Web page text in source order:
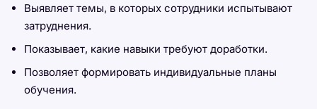
Выявляет темы, в которых сотрудники испытывают
затруднения.
Показывает, какие навыки требуют доработки.
Позволяет формировать индивидуальные планы
обучения.